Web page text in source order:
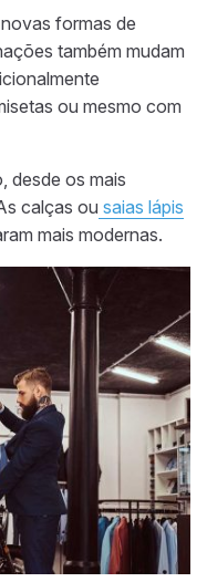
formas de
também mudam
ou mesmo com
desde os mais
calças ou saias lápis
mais modernas.